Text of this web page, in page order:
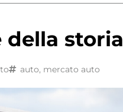
della storia
auto, mercato auto